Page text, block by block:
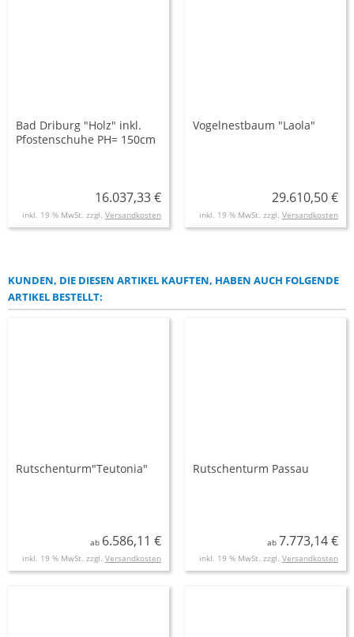
Bad Driburg "Holz" inkl.
Pfostenschuhe PH= 150cm
16.037,33 €
inkl. 19 % MwSt. zzgl. Versandkosten
Vogelnestbaum "Laola"
29.610,50 €
inkl. 19 % MwSt. zzgl. Versandkosten
KUNDEN, DIE DIESEN ARTIKEL KAUFTEN, HABEN AUCH FOLGENDE
ARTIKEL BESTELLT:
Rutschenturm"Teutonia"
ab 6.586,11 €
inkl. 19 % MwSt. zzgl. Versandkosten
Rutschenturm Passau
ab 7.773,14 €
inkl. 19 % MwSt. zzgl. Versandkosten